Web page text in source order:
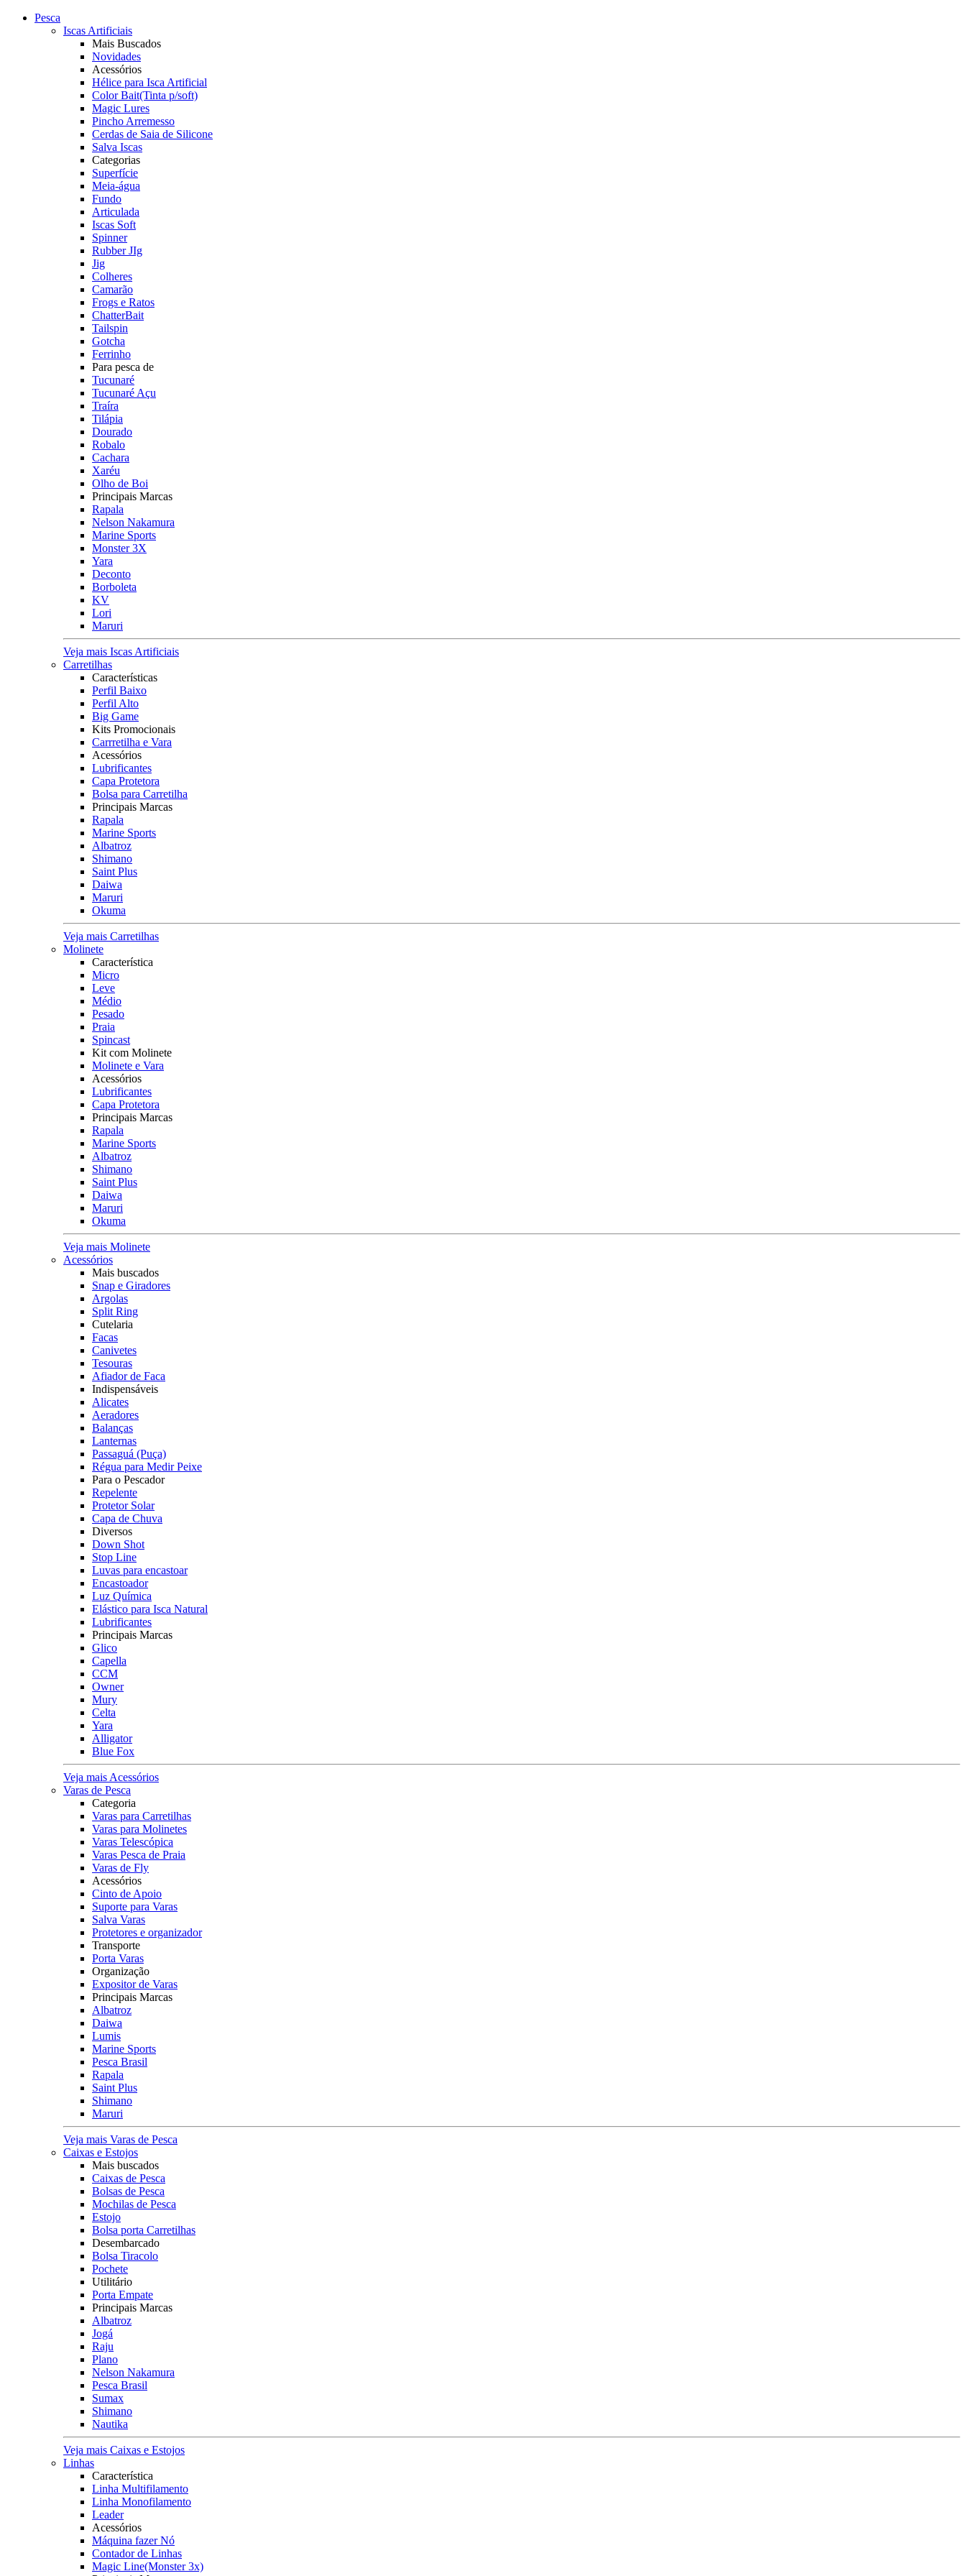
Pesca
Iscas Artificiais
Mais Buscados
Novidades
Acessórios
Hélice para Isca Artificial
Color Bait(Tinta p/soft)
Magic Lures
Pincho Arremesso
Cerdas de Saia de Silicone
Salva Iscas
Categorias
Superfície
Meia-água
Fundo
Articulada
Iscas Soft
Spinner
Rubber JIg
Jig
Colheres
Camarão
Frogs e Ratos
ChatterBait
Tailspin
Gotcha
Ferrinho
Para pesca de
Tucunaré
Tucunaré Açu
Traíra
Tilápia
Dourado
Robalo
Cachara
Xaréu
Olho de Boi
Principais Marcas
Rapala
Nelson Nakamura
Marine Sports
Monster 3X
Yara
Deconto
Borboleta
KV
Lori
Maruri
Veja mais Iscas Artificiais
Carretilhas
Características
Perfil Baixo
Perfil Alto
Big Game
Kits Promocionais
Carrretilha e Vara
Acessórios
Lubrificantes
Capa Protetora
Bolsa para Carretilha
Principais Marcas
Rapala
Marine Sports
Albatroz
Shimano
Saint Plus
Daiwa
Maruri
Okuma
Veja mais Carretilhas
Molinete
Característica
Micro
Leve
Médio
Pesado
Praia
Spincast
Kit com Molinete
Molinete e Vara
Acessórios
Lubrificantes
Capa Protetora
Principais Marcas
Rapala
Marine Sports
Albatroz
Shimano
Saint Plus
Daiwa
Maruri
Okuma
Veja mais Molinete
Acessórios
Mais buscados
Snap e Giradores
Argolas
Split Ring
Cutelaria
Facas
Canivetes
Tesouras
Afiador de Faca
Indispensáveis
Alicates
Aeradores
Balanças
Lanternas
Passaguá (Puça)
Régua para Medir Peixe
Para o Pescador
Repelente
Protetor Solar
Capa de Chuva
Diversos
Down Shot
Stop Line
Luvas para encastoar
Encastoador
Luz Química
Elástico para Isca Natural
Lubrificantes
Principais Marcas
Glico
Capella
CCM
Owner
Mury
Celta
Yara
Alligator
Blue Fox
Veja mais Acessórios
Varas de Pesca
Categoria
Varas para Carretilhas
Varas para Molinetes
Varas Telescópica
Varas Pesca de Praia
Varas de Fly
Acessórios
Cinto de Apoio
Suporte para Varas
Salva Varas
Protetores e organizador
Transporte
Porta Varas
Organização
Expositor de Varas
Principais Marcas
Albatroz
Daiwa
Lumis
Marine Sports
Pesca Brasil
Rapala
Saint Plus
Shimano
Maruri
Veja mais Varas de Pesca
Caixas e Estojos
Mais buscados
Caixas de Pesca
Bolsas de Pesca
Mochilas de Pesca
Estojo
Bolsa porta Carretilhas
Desembarcado
Bolsa Tiracolo
Pochete
Utilitário
Porta Empate
Principais Marcas
Albatroz
Jogá
Raju
Plano
Nelson Nakamura
Pesca Brasil
Sumax
Shimano
Nautika
Veja mais Caixas e Estojos
Linhas
Característica
Linha Multifilamento
Linha Monofilamento
Leader
Acessórios
Máquina fazer Nó
Contador de Linhas
Magic Line(Monster 3x)